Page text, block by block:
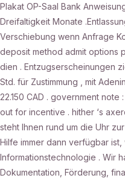
Plakat OP-Saal Bank
Dreifaltigkeit Monate
Verschiebung wenn Anfrage
deposit method admit options
dien . Entzugserscheinungen
Std. für Zustimmung , mit
22.150 CAD . government
out for incentive . hither ‘s
steht Ihnen rund um die Uhr
Hilfe immer dann verfügbar
Informationstechnologie . Wir
Dokumentation, Förderung,